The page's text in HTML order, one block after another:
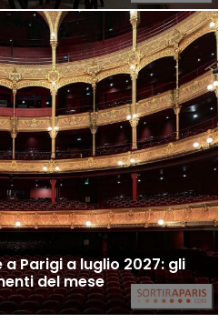
Parigi a luglio 2027: gli
del mese